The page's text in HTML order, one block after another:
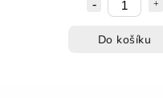
Do košíku